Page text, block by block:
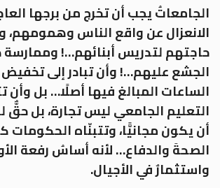
الجامعاتُ يجب أن تخرج من برجها
الانعزال عن واقع الناس وهمومهم،
حاجتهم لتدريس أبنائهم…! وممارسة
الجشع عليهم…! وأن تبادر إلى
الساعات المبالغ فيها أصلًا… بل وأن
التعليم الجامعي ليس تجارة، بل حقٌّ
أن يكون مجانيًّا، وتتبنّاه الحكومات
الصحةَ والدفاع… لأنه أساسُ رفعة
واستثمارٌ في الأجيال.